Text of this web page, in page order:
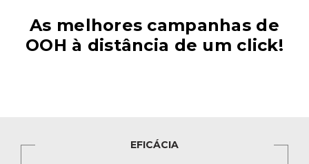
As melhores campanhas de
OOH à distância de um click!
EFICÁCIA